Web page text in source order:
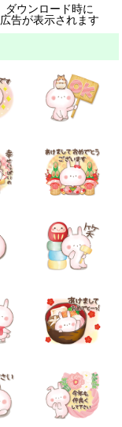
ダウンロード時に
広告が表示されます